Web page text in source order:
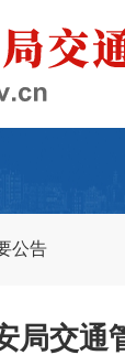
公告
局交通